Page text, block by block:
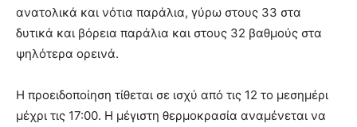
ανατολικά και νότια παράλια, γύρω στους 33 στα
δυτικά και βόρεια παράλια και στους 32 βαθμούς στα
ψηλότερα ορεινά.
Η προειδοποίηση τίθεται σε ισχύ από τις 12 το μεσημέρι
μέχρι τις 17:00. Η μέγιστη θερμοκρασία αναμένεται να